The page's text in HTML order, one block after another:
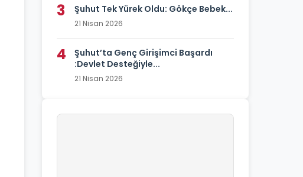
3 Şuhut Tek Yürek Oldu: Gökçe Bebek...
21 Nisan 2026
4
Şuhut’ta Genç Girişimci Başardı
:Devlet Desteğiyle...
21 Nisan 2026